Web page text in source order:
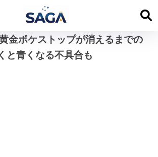
金ポケストップが消えるまでの
と青くなる不具合も